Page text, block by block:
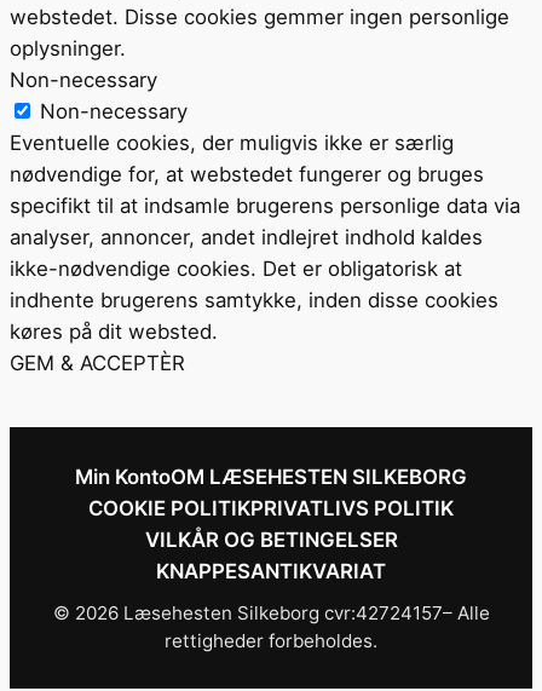
webstedet. Disse cookies gemmer ingen personlige
oplysninger.
Non-necessary
Non-necessary
Eventuelle cookies, der muligvis ikke er særlig
nødvendige for, at webstedet fungerer og bruges
specifikt til at indsamle brugerens personlige data via
analyser, annoncer, andet indlejret indhold kaldes
ikke-nødvendige cookies. Det er obligatorisk at
indhente brugerens samtykke, inden disse cookies
køres på dit websted.
GEM & ACCEPTÈR
Min KontoOM LÆSEHESTEN SILKEBORG
COOKIE POLITIKPRIVATLIVS POLITIK
VILKÅR OG BETINGELSER
KNAPPESANTIKVARIAT
© 2026 Læsehesten Silkeborg cvr:42724157– Alle
rettigheder forbeholdes.